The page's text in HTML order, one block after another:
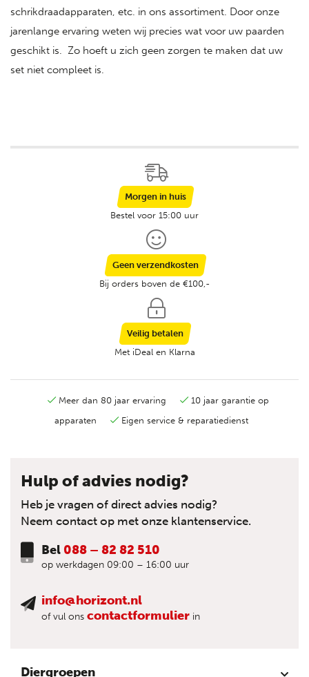
schrikdraadapparaten, etc. in ons assortiment. Door onze
jarenlange ervaring weten wij precies wat voor uw paarden
geschikt is. Zo hoeft u zich geen zorgen te maken dat uw
set niet compleet is.
Morgen in huis
Bestel voor 15:00 uur
Geen verzendkosten
Bij orders boven de €100,-
Veilig betalen
Met iDeal en Klarna
Meer dan 80 jaar ervaring
10 jaar garantie op
apparaten
Eigen service & reparatiedienst
Hulp of advies nodig?
Heb je vragen of direct advies nodig?
Neem contact op met onze klantenservice.
Bel 088 – 82 82 510
op werkdagen 09:00 – 16:00 uur
info@horizont.nl
of vul ons contactformulier in
Diergroepen